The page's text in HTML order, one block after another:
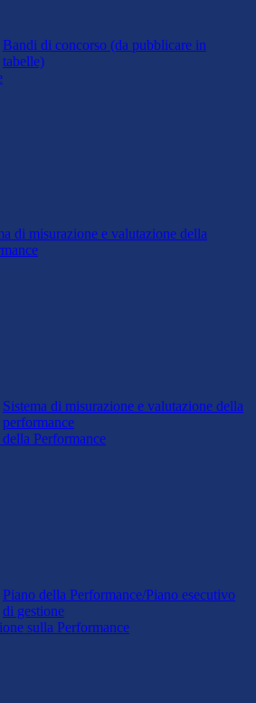
Bandi di concorso (da pubblicare in
tabelle)
di misurazione e valutazione della
Sistema di misurazione e valutazione della
performance
Performance
Piano della Performance/Piano esecutivo
di gestione
sulla Performance